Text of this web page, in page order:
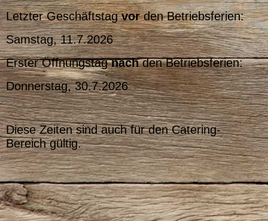
Letzter Geschäftstagvorden Betriebsferien:
Samstag, 11.7.2026
Erster Öffnungstagnachden Betriebsferien:
Donnerstag, 30.7.2026
Diese Zeiten sind auch für den Catering-
Bereich gültig.